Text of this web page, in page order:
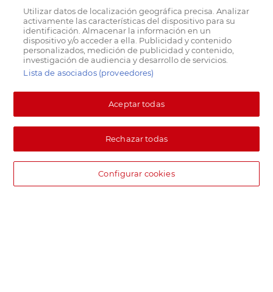
Utilizar datos de localización geográfica precisa. Analizar
activamente las características del dispositivo para su
identificación. Almacenar la información en un
dispositivo y/o acceder a ella. Publicidad y contenido
personalizados, medición de publicidad y contenido,
investigación de audiencia y desarrollo de servicios.
Lista de asociados (proveedores)
Aceptar todas
Rechazar todas
Configurar cookies